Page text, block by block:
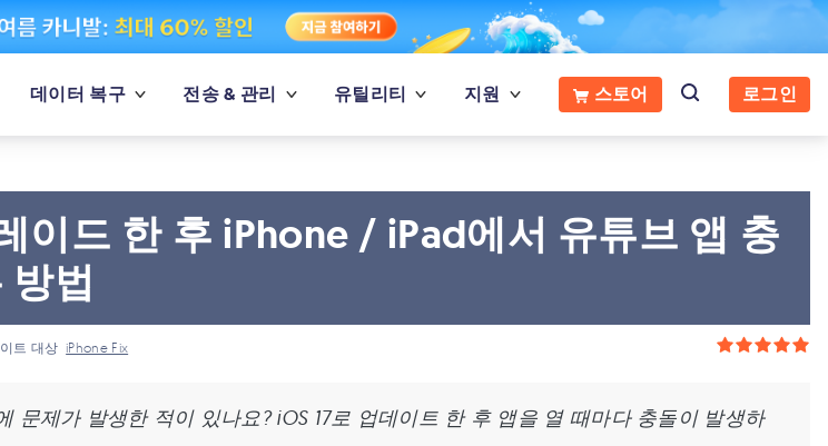
데이터 복구 전송 & 관리 유틸리티 지원 스토어 로그인
이드 한 후 iPhone / iPad에서 유튜브 앱 충
방법
이트 대상iPhone Fix
문제가 발생한 적이 있나요? iOS 17로 업데이트 한 후 앱을 열 때마다 충돌이 발생하